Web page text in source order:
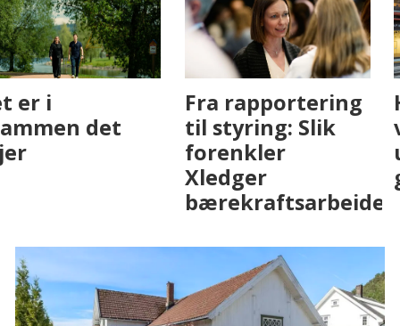
Fenistra endrer
eiendomsbransjen
med AI. Slik ser vi
Det er i
Drammen det
skjer